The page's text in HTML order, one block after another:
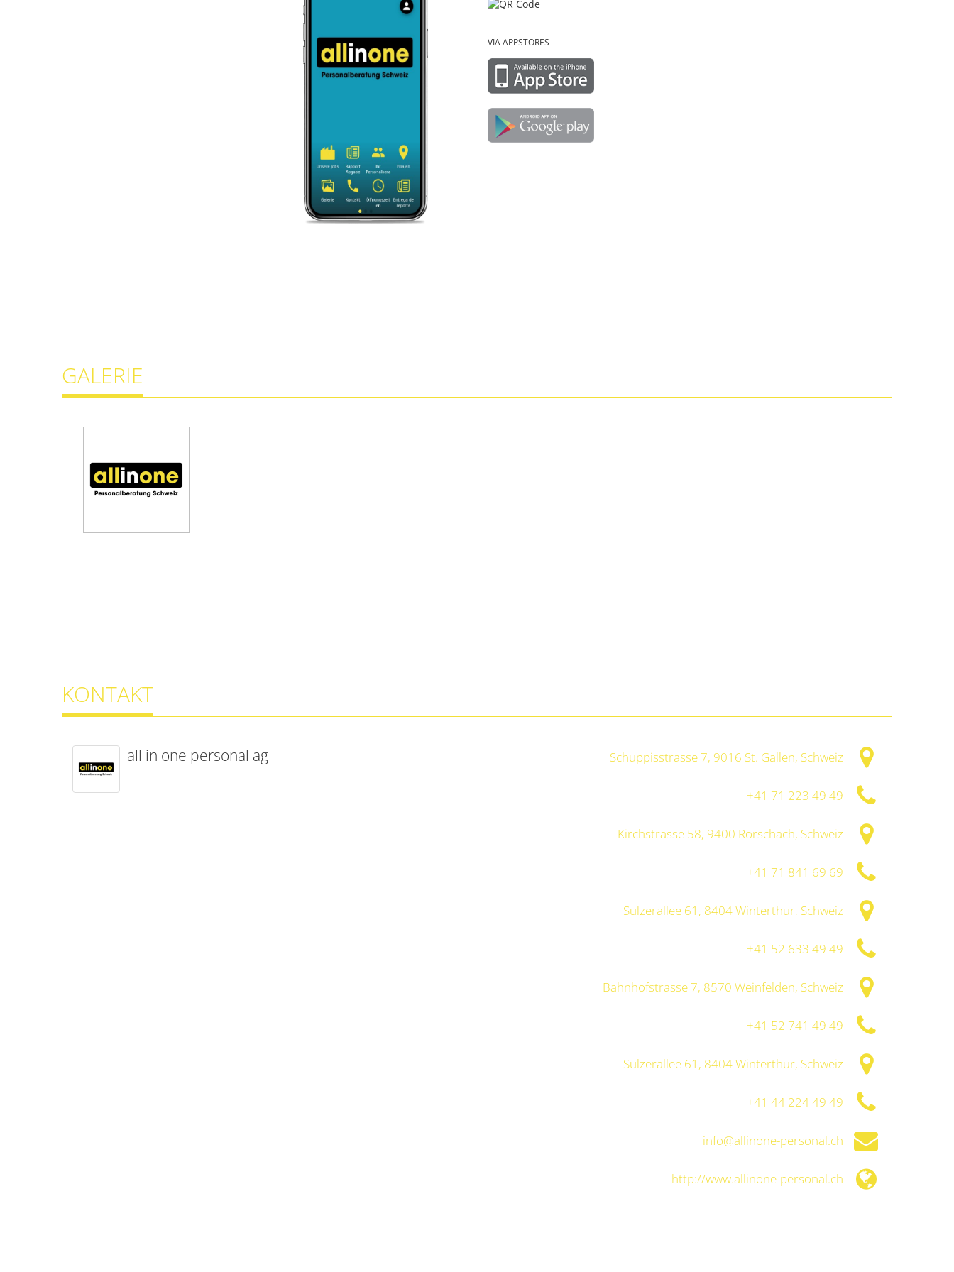
VIA APPSTORES
GALERIE
KONTAKT
all in one personal ag Schuppisstrasse 7, 9016 St. Gallen, Schweiz
+41 71 223 49 49
Kirchstrasse 58, 9400 Rorschach, Schweiz
+41 71 841 69 69
Sulzerallee 61, 8404 Winterthur, Schweiz
+41 52 633 49 49
Bahnhofstrasse 7, 8570 Weinfelden, Schweiz
+41 52 741 49 49
Sulzerallee 61, 8404 Winterthur, Schweiz
+41 44 224 49 49
info@allinone-personal.ch
http://www.allinone-personal.ch